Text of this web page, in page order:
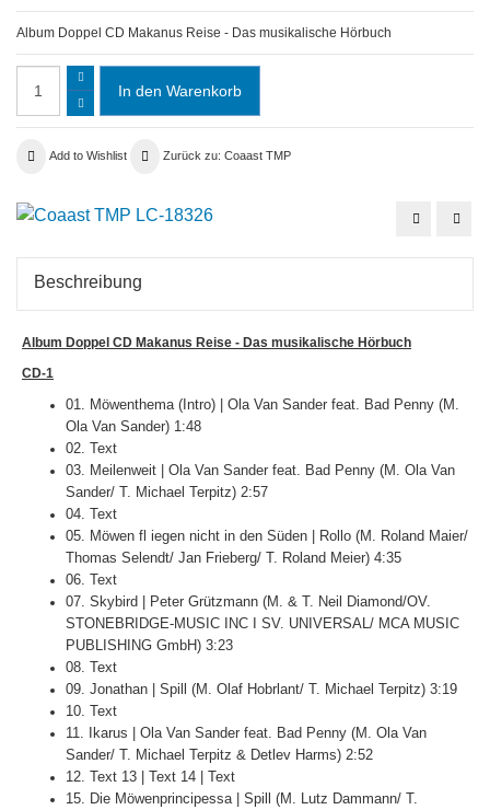
Album Doppel CD Makanus Reise - Das musikalische Hörbuch
Add to Wishlist Zurück zu: Coaast TMP
Single
Spill
Politesse
-
Beschreibung
Album Doppel CD Makanus Reise - Das musikalische Hörbuch
CD-1
01. Möwenthema (Intro) | Ola Van Sander feat. Bad Penny (M.
Ola Van Sander) 1:48
02. Text
03. Meilenweit | Ola Van Sander feat. Bad Penny (M. Ola Van
Sander/ T. Michael Terpitz) 2:57
04. Text
05. Möwen fl iegen nicht in den Süden | Rollo (M. Roland Maier/
Thomas Selendt/ Jan Frieberg/ T. Roland Meier) 4:35
06. Text
07. Skybird | Peter Grützmann (M. & T. Neil Diamond/OV.
STONEBRIDGE-MUSIC INC I SV. UNIVERSAL/ MCA MUSIC
PUBLISHING GmbH) 3:23
08. Text
09. Jonathan | Spill (M. Olaf Hobrlant/ T. Michael Terpitz) 3:19
10. Text
11. Ikarus | Ola Van Sander feat. Bad Penny (M. Ola Van
Sander/ T. Michael Terpitz & Detlev Harms) 2:52
12. Text 13 | Text 14 | Text
15. Die Möwenprincipessa | Spill (M. Lutz Dammann/ T.